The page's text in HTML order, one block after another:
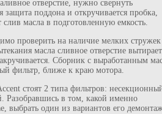
отверстие, нужно свернуть
защита поддона и откручивается пробка,
слив масла в подготовленную емкость.
проверить на наличие мелких
масла сливное отверстие
Сборник с выработанным
фильтр, ближе к краю мотора.
стоят 2 типа фильтров:
Разобравшись в том, какой именно
выбрать один из вариантов его